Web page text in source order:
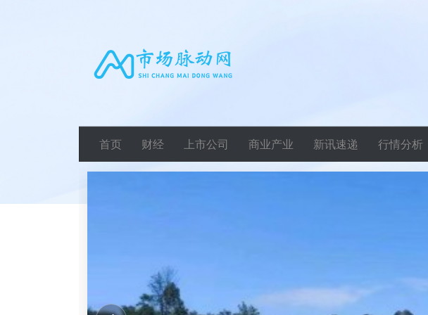
首页 财经 上市公司 商业产业 新讯速递 行情分析